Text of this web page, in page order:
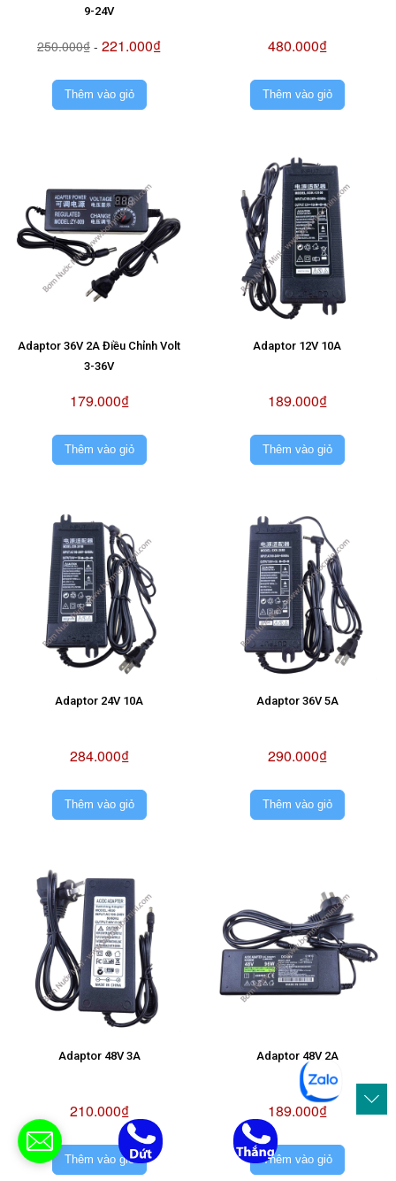
9-24V
250.000₫ - 221.000₫
Thêm vào giỏ
480.000₫
Thêm vào giỏ
Adaptor 36V 2A Điều Chỉnh Volt
3-36V
179.000₫
Thêm vào giỏ
Adaptor 12V 10A
189.000₫
Thêm vào giỏ
Adaptor 24V 10A
284.000₫
Thêm vào giỏ
Adaptor 36V 5A
290.000₫
Thêm vào giỏ
Adaptor 48V 3A
210.000₫
Thêm vào giỏ
Adaptor 48V 2A
189.000₫
Thêm vào giỏ